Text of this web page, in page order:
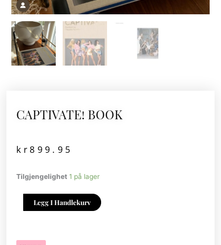
CAPTIVATE! BOOK
kr 899.95
Tilgjengelighet 1 på lager
CAPTIVATE!
Legg I Handlekurv